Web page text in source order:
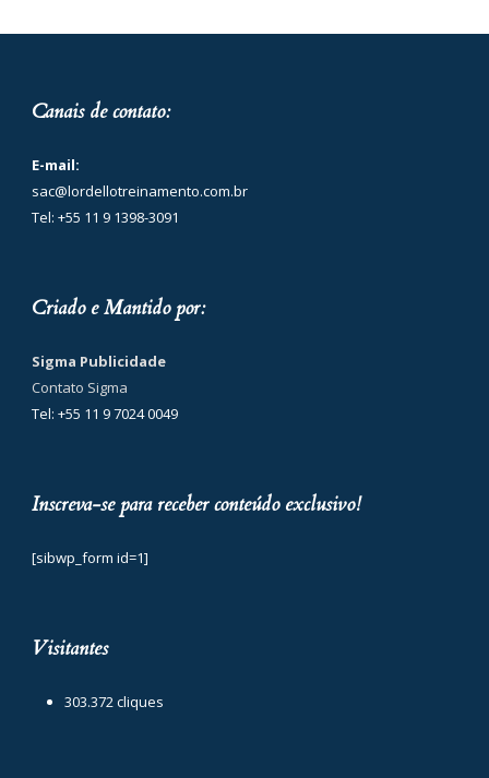
Canais de contato:
E-mail:
sac@lordellotreinamento.com.br
Tel: +55 11 9 1398-3091
Criado e Mantido por:
Sigma Publicidade
Contato Sigma
Tel: +55 11 9 7024 0049
Inscreva-se para receber conteúdo exclusivo!
[sibwp_form id=1]
Visitantes
303.372 cliques